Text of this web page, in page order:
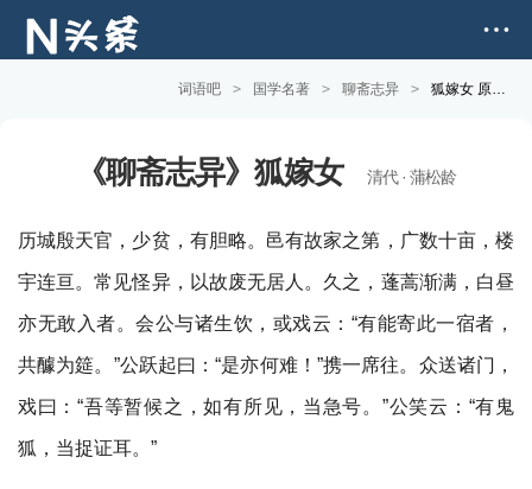
词语吧 > 国学名著 > 聊斋志异 > 狐嫁女 原文版
《聊斋志异》狐嫁女 清代 · 蒲松龄
历城殷天官，少贫，有胆略。邑有故家之第，广数十亩，楼
宇连亘。常见怪异，以故废无居人。久之，蓬蒿渐满，白昼
亦无敢入者。会公与诸生饮，或戏云：“有能寄此一宿者，
共醵为筵。”公跃起曰：“是亦何难！”携一席往。众送诸门，
戏曰：“吾等暂候之，如有所见，当急号。”公笑云：“有鬼
狐，当捉证耳。”